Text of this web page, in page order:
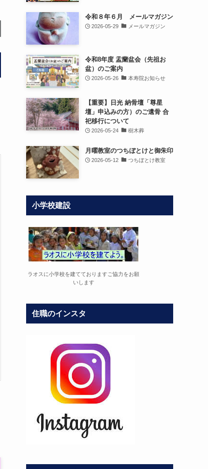
令和８年６月 メールマガジン
2026-05-29 メールマガジン
令和8年度 盂蘭盆会（先祖お
盆）のご案内
2026-05-26 本寿院お知らせ
【重要】日光 納骨壇「尊星
壇」申込みの方）のご遺骨 合
祀移行について
2026-05-24 樹木葬
月曜教室のつちぼとけと御朱印
2026-05-12 つちぼとけ教室
小学校建設
ラオスに小学校を建てておりますご協力をお願
いします
住職のインスタ